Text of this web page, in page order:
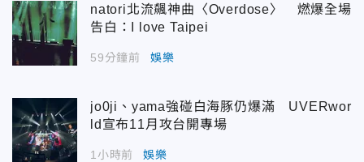
natori北流飆神曲〈Overdose〉 燃爆全場
告白：I love Taipei
59分鐘前 娛樂
jo0ji、yama強碰白海豚仍爆滿 UVERwor
ld宣布11月攻台開專場
1小時前 娛樂